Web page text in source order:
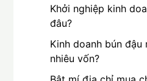
Khởi nghiệp kinh
đâu?
Kinh doanh bún
nhiêu vốn?